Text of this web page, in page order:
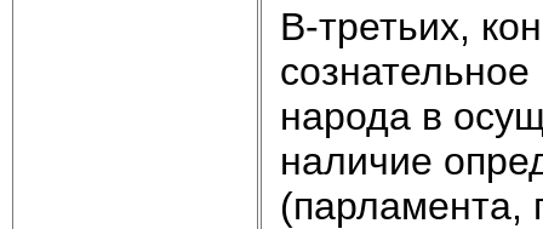
В-третьих,
народа в
наличие
(парламента,